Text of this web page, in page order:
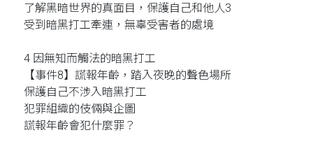
了解黑暗世界的真面目，保護自己和他人3
受到暗黑打工牽連，無辜受害者的處境
4 因無知而觸法的暗黑打工
【事件8】謊報年齡，踏入夜晚的聲色場所
保護自己不涉入暗黑打工
犯罪組織的伎倆與企圖
謊報年齡會犯什麼罪？